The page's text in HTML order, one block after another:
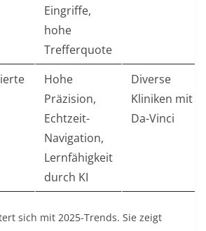
Eingriffe,
hohe
Trefferquote
Hohe
Präzision,
Echtzeit-
Navigation,
Lernfähigkeit
durch KI
Diverse
Kliniken mit
Da-Vinci
sich mit 2025-Trends. Sie zeigt